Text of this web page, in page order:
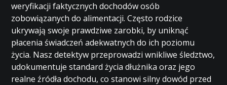
weryfikacji faktycznych dochodów osób
zobowiązanych do alimentacji. Często rodzice
ukrywają swoje prawdziwe zarobki, by uniknąć
płacenia świadczeń adekwatnych do ich poziomu
życia. Nasz detektyw przeprowadzi wnikliwe śledztwo,
udokumentuje standard życia dłużnika oraz jego
realne źródła dochodu, co stanowi silny dowód przed